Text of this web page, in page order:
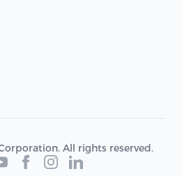
All rights reserved.